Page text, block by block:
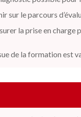
sur le parcours
la prise en
de la formation est